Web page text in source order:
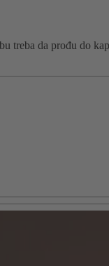
da prođu do